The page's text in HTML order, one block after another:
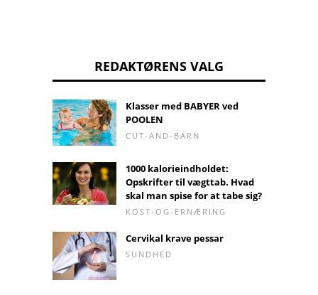
REDAKTØRENS VALG
Klasser med BABYER ved
POOLEN
CUT-AND-BARN
1000 kalorieindholdet:
Opskrifter til vægttab. Hvad
skal man spise for at tabe sig?
KOST-OG-ERNÆRING
Cervikal krave pessar
SUNDHED